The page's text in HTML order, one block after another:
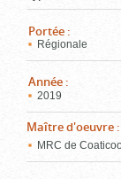
Portée :
Régionale
Année :
2019
Maître d'oeuvre :
MRC de